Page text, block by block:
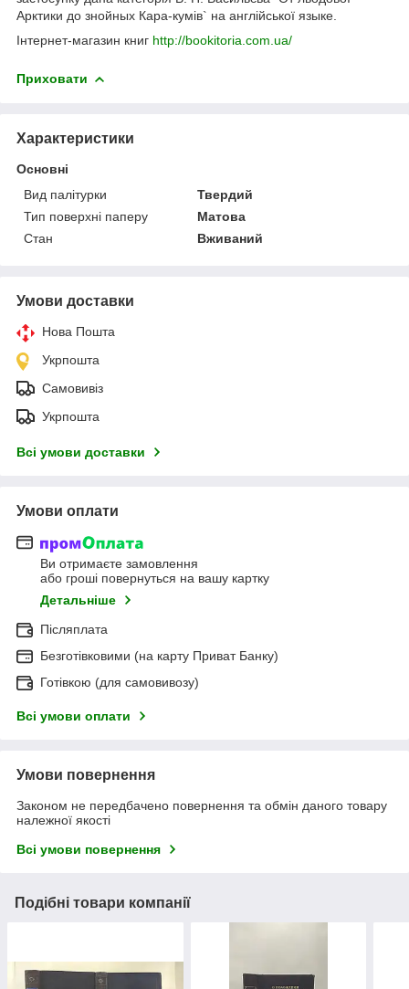
Арктики до знойных Кара-кумів` на англійської языке
Інтернет-магазин книг http://bookitoria.com.ua/
Приховати
Характеристики
Основні
Вид палітурки
Твердий
Тип поверхні паперу
Матова
Стан
Вживаний
Умови доставки
Нова Пошта
Укрпошта
Самовивіз
Укрпошта
Всі умови доставки
Умови оплати
Ви отримаєте замовлення
або гроші повернуться на вашу картку
Детальніше
Післяплата
Безготівковими (на карту Приват Банку)
Готівкою (для самовивозу)
Всі умови оплати
Умови повернення
Законом не передбачено повернення та обмін даного товару
належної якості
Всі умови повернення
Подібні товари компанії